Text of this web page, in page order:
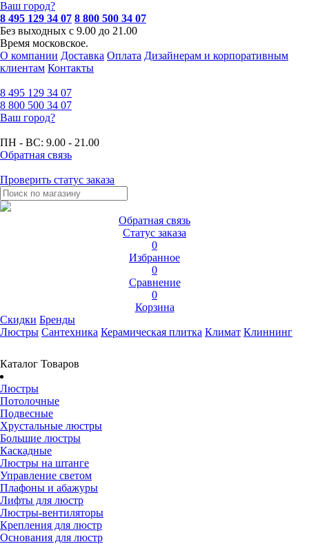
Ваш город?
8 495 129 34 07 8 800 500 34 07
Без выходных с 9.00 до 21.00
Время московское.
О компании Доставка Оплата Дизайнерам и корпоративным
клиентам Контакты
8 495 129 34 07
8 800 500 34 07
Ваш город?
ПН - ВС: 9.00 - 21.00
Обратная связь
Проверить статус заказа
Обратная связь
Статус заказа
0
Избранное
0
Сравнение
0
Корзина
Скидки Бренды
Люстры Сантехника Керамическая плитка Климат Клиннинг
Каталог Товаров
Люстры
Потолочные
Подвесные
Хрустальные люстры
Большие люстры
Каскадные
Люстры на штанге
Управление светом
Плафоны и абажуры
Лифты для люстр
Люстры-вентиляторы
Крепления для люстр
Основания для люстр